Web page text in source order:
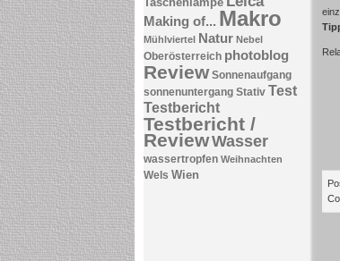
Making of... Makro
Mühlviertel Natur Nebel
Oberösterreich photoblog
Review Sonnenaufgang
sonnenuntergang Stativ Test
Testbericht
Testbericht /
ReviewWasser
wassertropfen Weihnachten
Wels Wien